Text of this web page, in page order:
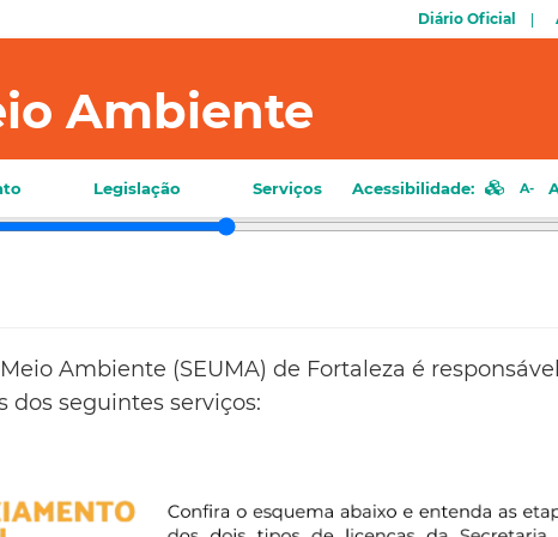
Diário Oficial
Ambiente
Legislação Serviços Acessibilidade: A-
Ambiente (SEUMA) de Fortaleza é
dos seguintes serviços: